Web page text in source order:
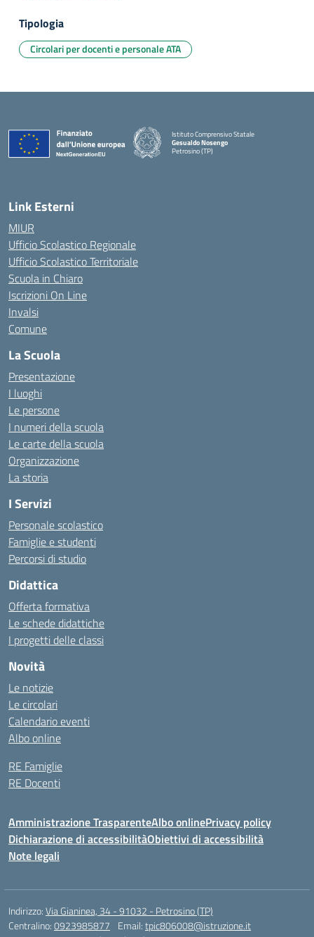
Tipologia
Circolari per docenti e personale ATA
Istituto Comprensivo Statale
Gesualdo Nosengo
Petrosino (TP)
Link Esterni
MIUR
Ufficio Scolastico Regionale
Ufficio Scolastico Territoriale
Scuola in Chiaro
Iscrizioni On Line
Invalsi
Comune
La Scuola
Presentazione
I luoghi
Le persone
I numeri della scuola
Le carte della scuola
Organizzazione
La storia
I Servizi
Personale scolastico
Famiglie e studenti
Percorsi di studio
Didattica
Offerta formativa
Le schede didattiche
I progetti delle classi
Novità
Le notizie
Le circolari
Calendario eventi
Albo online
RE Famiglie
RE Docenti
Amministrazione TrasparenteAlbo onlinePrivacy policy
Dichiarazione di accessibilitàObiettivi di accessibilità
Note legali
Indirizzo:Via Gianinea, 34 - 91032 - Petrosino (TP)
Centralino:0923985877 Email:tpic806008@istruzione.it